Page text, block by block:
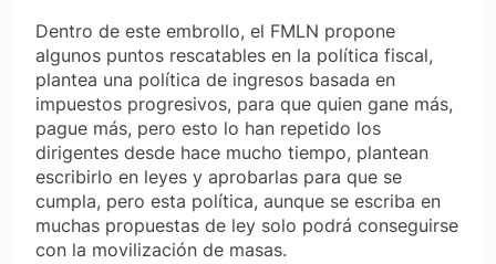
Dentro de este embrollo, el FMLN propone
algunos puntos rescatables en la política fiscal,
plantea una política de ingresos basada en
impuestos progresivos, para que quien gane más,
pague más, pero esto lo han repetido los
dirigentes desde hace mucho tiempo, plantean
escribirlo en leyes y aprobarlas para que se
cumpla, pero esta política, aunque se escriba en
muchas propuestas de ley solo podrá conseguirse
con la movilización de masas.